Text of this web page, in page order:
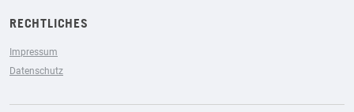
RECHTLICHES
Impressum
Datenschutz